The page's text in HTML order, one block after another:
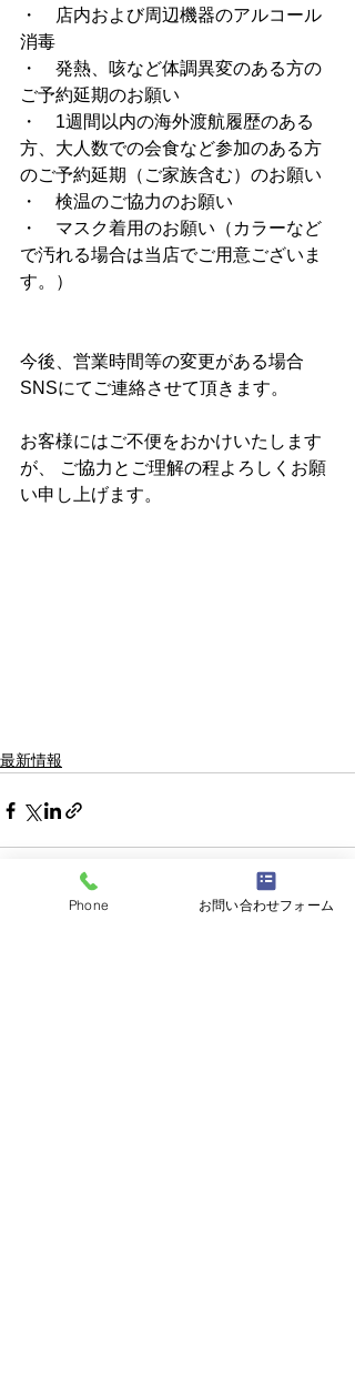
・　店内および周辺機器のアルコール
消毒
・　発熱、咳など体調異変のある方の
ご予約延期のお願い
・　1週間以内の海外渡航履歴のある
方、大人数での会食など参加のある方
のご予約延期（ご家族含む）のお願い
・　検温のご協力のお願い
・　マスク着用のお願い（カラーなど
で汚れる場合は当店でご用意ございま
す。）
今後、営業時間等の変更がある場合
SNSにてご連絡させて頂きます。
お客様にはご不便をおかけいたします
が、 ご協力とご理解の程よろしくお願
い申し上げます。
最新情報
Phone お問い合わせフォーム